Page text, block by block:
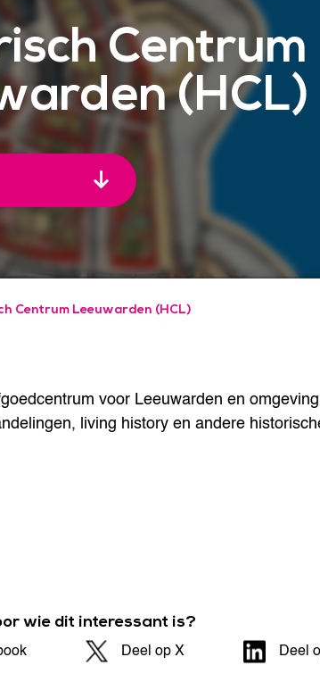
Centrum
(HCL)
Centrum Leeuwarden (HCL)
voor Leeuwarden en
living history en andere
wie dit interessant is?
Deel op X Deel